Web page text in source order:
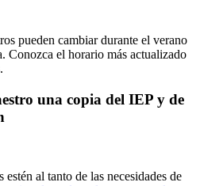
pueden cambiar durante el verano
Conozca el horario más actualizado
una copia del IEP y de
al tanto de las necesidades de